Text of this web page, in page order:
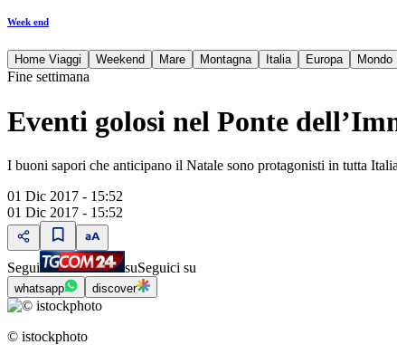
Week end
Home Viaggi Weekend Mare Montagna Italia Europa Mondo
Fine settimana
Eventi golosi nel Ponte
I buoni sapori che anticipano il Natale sono protagonisti in tutta
01 Dic 2017 - 15:52
01 Dic 2017 - 15:52
Segui suSeguici su
whatsapp discover
© istockphoto